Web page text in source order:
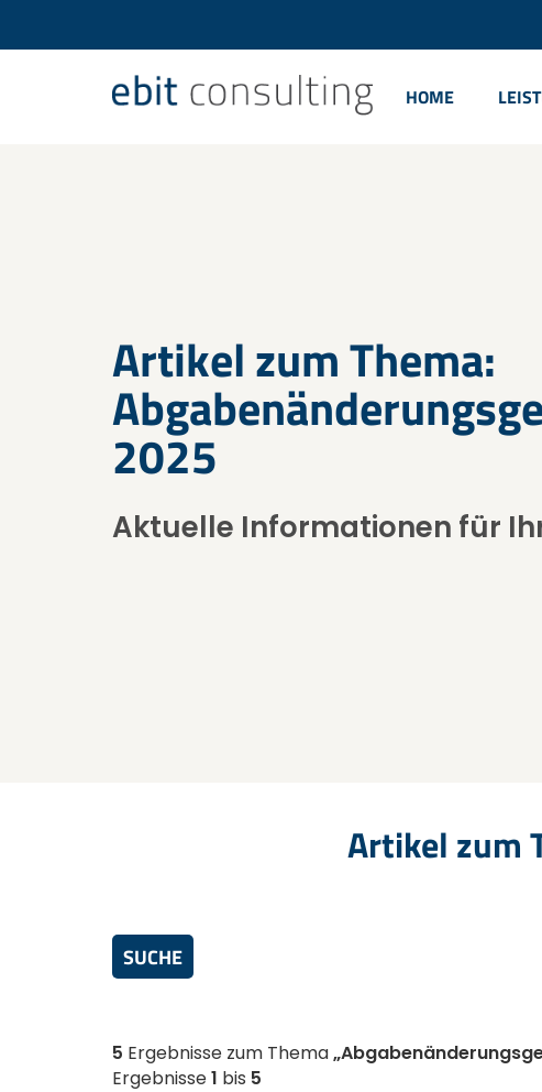
HOME
Artikel zum Thema:
2025
Aktuelle Informationen für
Artikel zum
SUCHE
5 Ergebnisse zum Thema
Ergebnisse1 bis 5